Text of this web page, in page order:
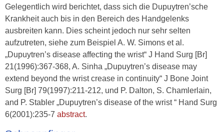
Gelegentlich wird berichtet, dass sich die Dupuytren’sche
Krankheit auch bis in den Bereich des Handgelenks
ausbreiten kann. Dies scheint jedoch nur sehr selten
aufzutreten, siehe zum Beispiel A. W. Simons et al.
„Dupuytren’s disease affecting the wrist“ J Hand Surg [Br]
21(1996):367-368, A. Sinha „Dupuytren’s disease may
extend beyond the wrist crease in continuity“ J Bone Joint
Surg [Br] 79(1997):211-212, und P. Dalton, S. Chamlerlain,
and P. Stabler „Dupuytren’s disease of the wrist “ Hand Surg
6(2001):235-7 abstract.